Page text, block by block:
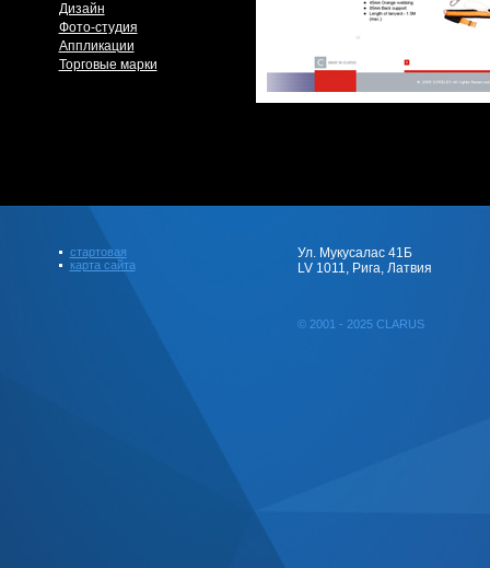
Дизайн
Фото-студия
Аппликации
Торговые марки
стартовая
карта сайта
Ул. Мукусалас 41Б
LV 1011, Рига, Латвия
© 2001 - 2025 CLARUS